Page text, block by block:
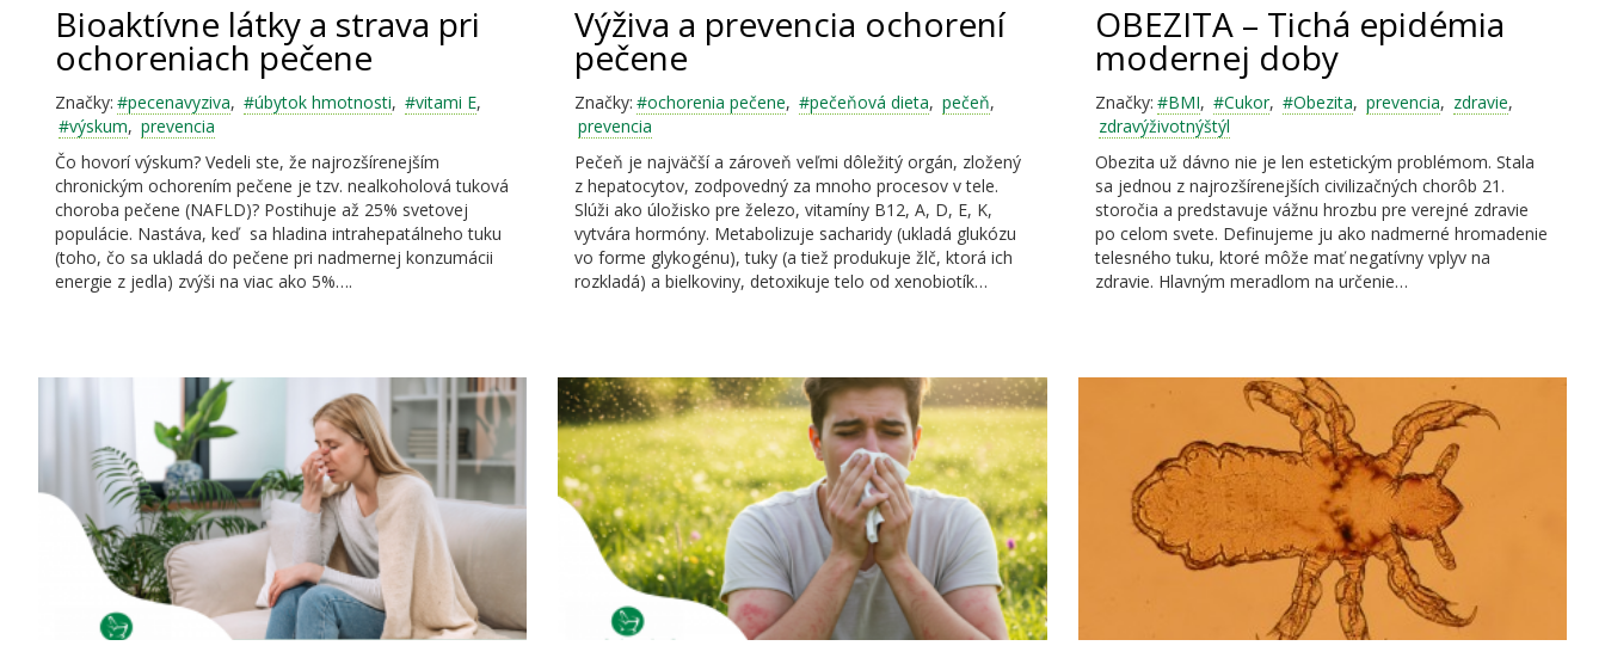
Bioaktívne látky a strava pri
ochoreniach pečene
Značky: #pecenavyziva, #úbytok hmotnosti, #vitami E,
#výskum, prevencia
Čo hovorí výskum? Vedeli ste, že najrozšírenejším
chronickým ochorením pečene je tzv. nealkoholová tuková
choroba pečene (NAFLD)? Postihuje až 25% svetovej
populácie. Nastáva, keď sa hladina intrahepatálneho tuku
(toho, čo sa ukladá do pečene pri nadmernej konzumácii
energie z jedla) zvýši na viac ako 5%….
Výživa a prevencia ochorení
pečene
Značky: #ochorenia pečene, #pečeňová dieta, pečeň,
prevencia
Pečeň je najväčší a zároveň veľmi dôležitý orgán, zložený
z hepatocytov, zodpovedný za mnoho procesov v tele.
Slúži ako úložisko pre železo, vitamíny B12, A, D, E, K,
vytvára hormóny. Metabolizuje sacharidy (ukladá glukózu
vo forme glykogénu), tuky (a tiež produkuje žlč, ktorá ich
rozkladá) a bielkoviny, detoxikuje telo od xenobiotík…
OBEZITA – Tichá epidémia
modernej doby
Značky: #BMI, #Cukor, #Obezita, prevencia, zdravie,
zdravýživotnýštýl
Obezita už dávno nie je len estetickým problémom. Stala
sa jednou z najrozšírenejších civilizačných chorôb 21.
storočia a predstavuje vážnu hrozbu pre verejné zdravie
po celom svete. Definujeme ju ako nadmerné hromadenie
telesného tuku, ktoré môže mať negatívny vplyv na
zdravie. Hlavným meradlom na určenie…